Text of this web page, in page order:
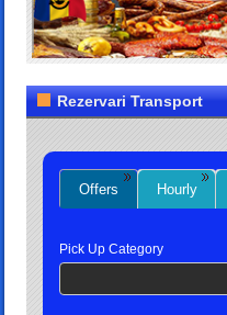
Rezervari Transport
Offers Hourly
Pick Up Category